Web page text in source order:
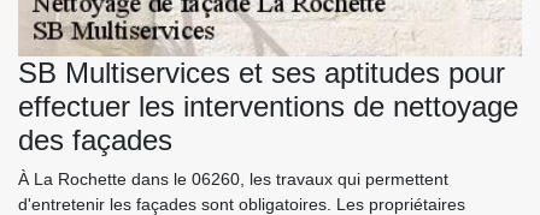
SB Multiservices et ses aptitudes pour
effectuer les interventions de nettoyage
des façades
À La Rochette dans le 06260, les travaux qui permettent
d'entretenir les façades sont obligatoires. Les propriétaires